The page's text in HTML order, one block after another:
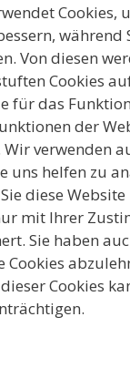
Cookies,
während
Von diesen
Cookies
für das
der
verwenden
uns helfen zu
diese
mit Ihrer
Sie haben
Cookies